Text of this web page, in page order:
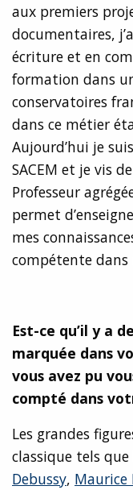
aux premiers
documentaires,
écriture et en
formation dans
conservatoires
dans ce métier
Aujourd’hui je
SACEM et je vis
Professeur
permet
mes
compétente dans
Est-ce qu’il y a
marquée dans
vous avez pu
compté dans
Les grandes
classique tels
Debussy, Maurice